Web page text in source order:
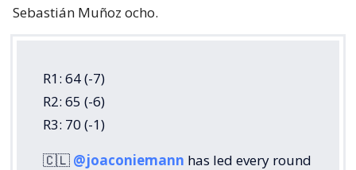
Sebastián Muñoz ocho.
R1: 64 (-7)
R2: 65 (-6)
R3: 70 (-1)
🇨🇱 @joaconiemann has led every round